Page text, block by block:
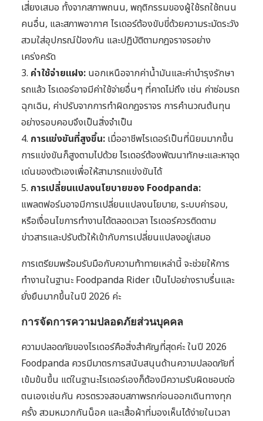
เสี่ยงเสมอ ทั้งจากสภาพถนน, พฤติกรรมของผู้ใช้รถใช้ถนน
คนอื่น, และสภาพอากาศ ไรเดอร์ต้องขับขี่ด้วยความระมัดระวัง
สวมใส่อุปกรณ์ป้องกัน และปฏิบัติตามกฎจราจรอย่าง
เคร่งครัด
3. ค่าใช้จ่ายแฝง: นอกเหนือจากค่าน้ำมันและค่าบำรุงรักษา
รถแล้ว ไรเดอร์อาจมีค่าใช้จ่ายอื่นๆ ที่คาดไม่ถึง เช่น ค่าซ่อมรถ
ฉุกเฉิน, ค่าปรับจากการทำผิดกฎจราจร การคำนวณต้นทุน
อย่างรอบคอบจึงเป็นสิ่งจำเป็น
4. การแข่งขันที่สูงขึ้น: เมื่ออาชีพไรเดอร์เป็นที่นิยมมากขึ้น
การแข่งขันก็สูงตามไปด้วย ไรเดอร์ต้องพัฒนาทักษะและหาจุด
เด่นของตัวเองเพื่อให้สามารถแข่งขันได้
5. การเปลี่ยนแปลงนโยบายของ Foodpanda:
แพลตฟอร์มอาจมีการเปลี่ยนแปลงนโยบาย, ระบบค่ารอบ,
หรือเงื่อนไขการทำงานได้ตลอดเวลา ไรเดอร์ควรติดตาม
ข่าวสารและปรับตัวให้เข้ากับการเปลี่ยนแปลงอยู่เสมอ
การเตรียมพร้อมรับมือกับความท้าทายเหล่านี้ จะช่วยให้การ
ทำงานในฐานะ Foodpanda Rider เป็นไปอย่างราบรื่นและ
ยั่งยืนมากขึ้นในปี 2026 ค่ะ
การจัดการความปลอดภัยส่วนบุคคล
ความปลอดภัยของไรเดอร์คือสิ่งสำคัญที่สุดค่ะ ในปี 2026
Foodpanda ควรมีมาตรการสนับสนุนด้านความปลอดภัยที่
เข้มข้นขึ้น แต่ในฐานะไรเดอร์เองก็ต้องมีความรับผิดชอบต่อ
ตนเองเช่นกัน ควรตรวจสอบสภาพรถก่อนออกเดินทางทุก
ครั้ง สวมหมวกกันน็อค และเสื้อผ้าที่มองเห็นได้ง่ายในเวลา